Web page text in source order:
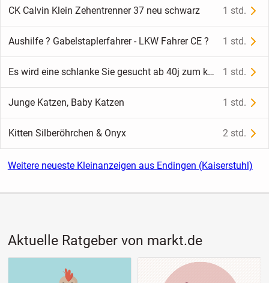
CK Calvin Klein Zehentrenner 37 neu schwarz 1 std.
Aushilfe ? Gabelstaplerfahrer - LKW Fahrer CE ? 1 std.
Es wird eine schlanke Sie gesucht ab 40j zum kennenlernen ausgehen vertrauen aufbauen .Bin 51j Mann deutsch nett schlank symp.sportlich und mit mir kann man auch lachen 1 std.
Junge Katzen, Baby Katzen 1 std.
Kitten Silberöhrchen & Onyx 2 std.
Weitere neueste Kleinanzeigen aus Endingen (Kaiserstuhl)
Aktuelle Ratgeber von markt.de